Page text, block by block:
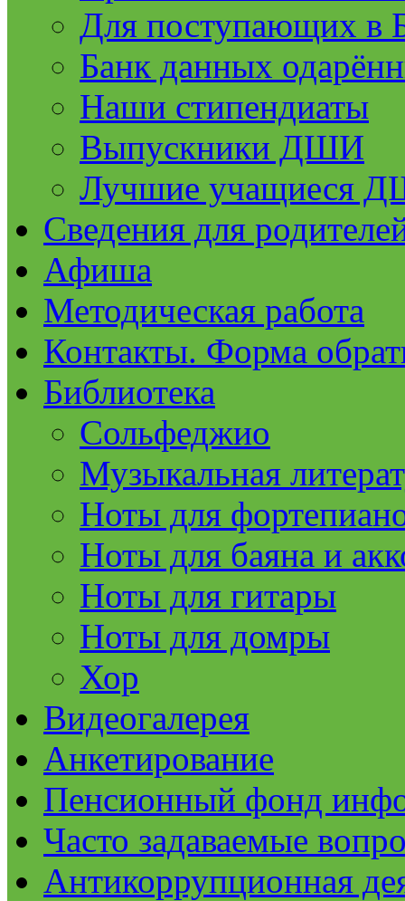
Для поступающих
Банк данных
Наши стипендиаты
Выпускники ДШИ
Лучшие учащиеся
Сведения для
Афиша
Методическая работа
Контакты. Форма
Библиотека
Сольфеджио
Музыкальная
Ноты для
Ноты для баяна и
Ноты для гитары
Ноты для домры
Хор
Видеогалерея
Анкетирование
Пенсионный фонд
Часто задаваемые
Антикоррупционная